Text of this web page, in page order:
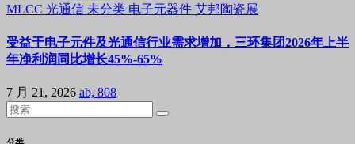
MLCC 光通信 未分类 电子元器件 艾邦陶瓷展
受益于电子元件及光通信行业需求增加，三环集团2026年上半
年净利润同比增长45%-65%
7 月 21, 2026 ab, 808